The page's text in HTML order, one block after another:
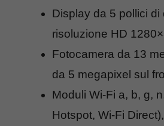
Display da 5 pollici di
risoluzione HD
Fotocamera da 13
da 5 megapixel sul
Moduli Wi-Fi a, b, g,
Hotspot, Wi-Fi